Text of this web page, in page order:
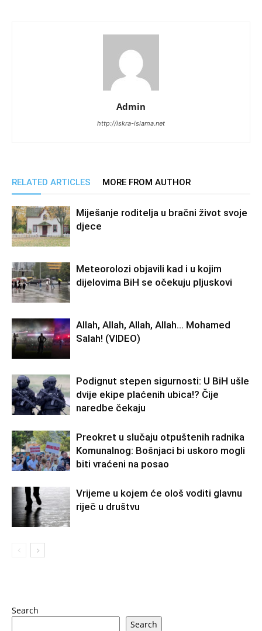
Admin
http://iskra-islama.net
RELATED ARTICLES MORE FROM AUTHOR
Miješanje roditelja u bračni život svoje
djece
Meteorolozi objavili kad i u kojim
dijelovima BiH se očekuju pljuskovi
Allah, Allah, Allah, Allah… Mohamed
Salah! (VIDEO)
Podignut stepen sigurnosti: U BiH ušle
dvije ekipe plaćenih ubica!? Čije
naredbe čekaju
Preokret u slučaju otpuštenih radnika
Komunalnog: Bošnjaci bi uskoro mogli
biti vraćeni na posao
Vrijeme u kojem će ološ voditi glavnu
riječ u društvu
Search
Search